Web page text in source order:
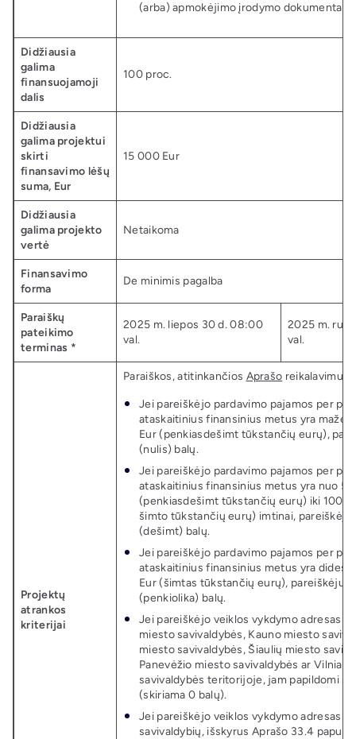
(arba) apmokėjimo įrodymo dokumentais.
Didžiausia
galima
finansuojamoji
dalis
100 proc.
Didžiausia
galima projektui
skirti
finansavimo lėšų
suma, Eur
15 000 Eur
Didžiausia
galima projekto
vertė
Netaikoma
Finansavimo
forma
De minimis pagalba
Paraiškų
pateikimo
terminas *
2025 m. liepos 30 d. 08:00
val.
2025 m.
val.
Projektų
atrankos
kriterijai
Paraiškos, atitinkančios Aprašo
Jei pareiškėjo pardavimo pajamos per
ataskaitinius finansinius metus yra
Eur (penkiasdešimt tūkstančių eurų),
(nulis) balų.
Jei pareiškėjo pardavimo pajamos per
ataskaitinius finansinius metus yra nuo
(penkiasdešimt tūkstančių eurų) iki 100
šimto tūkstančių eurų) imtinai, pareiškėjui
(dešimt) balų.
Jei pareiškėjo pardavimo pajamos per
ataskaitinius finansinius metus yra
Eur (šimtas tūkstančių eurų), pareiškėjui
(penkiolika) balų.
Jei pareiškėjo veiklos vykdymo adresas
miesto savivaldybės, Kauno miesto
miesto savivaldybės, Šiaulių miesto
Panevėžio miesto savivaldybės ar
savivaldybės teritorijoje, jam papildomi
(skiriama 0 balų).
Jei pareiškėjo veiklos vykdymo adresas
savivaldybių, išskyrus Aprašo 33.4